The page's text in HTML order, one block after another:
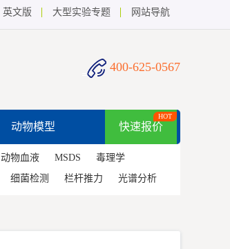
英文版 大型实验专题 网站导航
400-625-0567
动物模型 快速报价
HOT
动物血液 MSDS
毒理学
细菌检测 栏杆推力 光谱分析